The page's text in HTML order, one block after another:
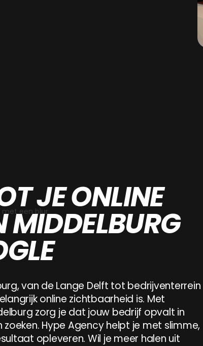
JE ONLINE
MIDDELBURG
de Lange Delft tot bedrijventerrein Ramsburg, weten hoe
van de Lange Delft tot bedrijventerrein
online zichtbaarheid is. Met
zorg je dat jouw bedrijf opvalt in
zoeken. Hype Agency helpt je met slimme,
opleveren. Wil je meer halen uit